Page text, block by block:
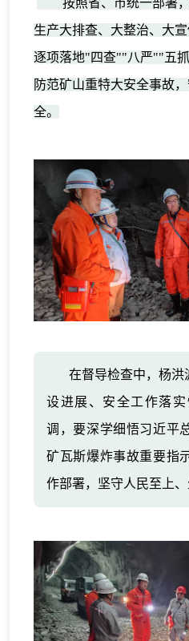
按照省、市统一部署，
生产大排查、大整治、大
逐项落地"四查""八严""五
防范矿山重特大安全事故
全。
在督导检查中，杨洪
设进展、安全工作落
调，要深学细悟习近平
矿瓦斯爆炸事故重要指
作部署，坚守人民至上、